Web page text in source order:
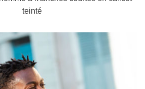
teinté